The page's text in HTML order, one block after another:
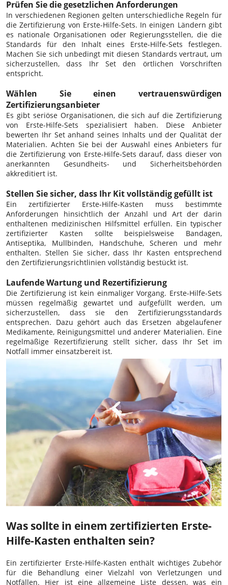
Prüfen Sie die gesetzlichen Anforderungen
In verschiedenen Regionen gelten unterschiedliche Regeln für
die Zertifizierung von Erste-Hilfe-Sets. In einigen Ländern gibt
es nationale Organisationen oder Regierungsstellen, die die
Standards für den Inhalt eines Erste-Hilfe-Sets festlegen.
Machen Sie sich unbedingt mit diesen Standards vertraut, um
sicherzustellen, dass Ihr Set den örtlichen Vorschriften
entspricht.
Wählen Sie einen vertrauenswürdigen
Zertifizierungsanbieter
Es gibt seriöse Organisationen, die sich auf die Zertifizierung
von Erste-Hilfe-Sets spezialisiert haben. Diese Anbieter
bewerten Ihr Set anhand seines Inhalts und der Qualität der
Materialien. Achten Sie bei der Auswahl eines Anbieters für
die Zertifizierung von Erste-Hilfe-Sets darauf, dass dieser von
anerkannten Gesundheits- und Sicherheitsbehörden
akkreditiert ist.
Stellen Sie sicher, dass Ihr Kit vollständig gefüllt ist
Ein zertifizierter Erste-Hilfe-Kasten muss bestimmte
Anforderungen hinsichtlich der Anzahl und Art der darin
enthaltenen medizinischen Hilfsmittel erfüllen. Ein typischer
zertifizierter Kasten sollte beispielsweise Bandagen,
Antiseptika, Mullbinden, Handschuhe, Scheren und mehr
enthalten. Stellen Sie sicher, dass Ihr Kasten entsprechend
den Zertifizierungsrichtlinien vollständig bestückt ist.
Laufende Wartung und Rezertifizierung
Die Zertifizierung ist kein einmaliger Vorgang. Erste-Hilfe-Sets
müssen regelmäßig gewartet und aufgefüllt werden, um
sicherzustellen, dass sie den Zertifizierungsstandards
entsprechen. Dazu gehört auch das Ersetzen abgelaufener
Medikamente, Reinigungsmittel und anderer Materialien. Eine
regelmäßige Rezertifizierung stellt sicher, dass Ihr Set im
Notfall immer einsatzbereit ist.
Was sollte in einem zertifizierten Erste-
Hilfe-Kasten enthalten sein?
Ein zertifizierter Erste-Hilfe-Kasten enthält wichtiges Zubehör
für die Behandlung einer Vielzahl von Verletzungen und
Notfällen. Hier ist eine allgemeine Liste dessen, was ein